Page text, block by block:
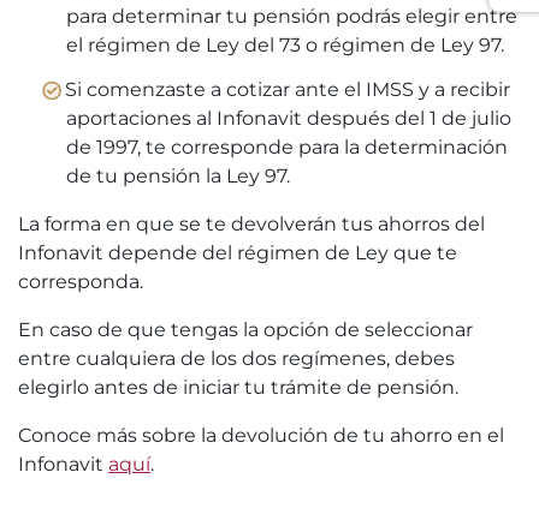
para determinar tu pensión podrás elegir entre
el régimen de Ley del 73 o régimen de Ley 97.
Si comenzaste a cotizar ante el IMSS y a recibir
aportaciones al Infonavit después del 1 de julio
de 1997, te corresponde para la determinación
de tu pensión la Ley 97.
La forma en que se te devolverán tus ahorros del
Infonavit depende del régimen de Ley que te
corresponda.
En caso de que tengas la opción de seleccionar
entre cualquiera de los dos regímenes, debes
elegirlo antes de iniciar tu trámite de pensión.
Conoce más sobre la devolución de tu ahorro en el
Infonavit aquí.